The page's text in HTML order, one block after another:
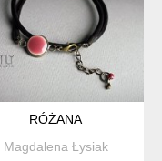
RÓŻANA
Magdalena Łysiak